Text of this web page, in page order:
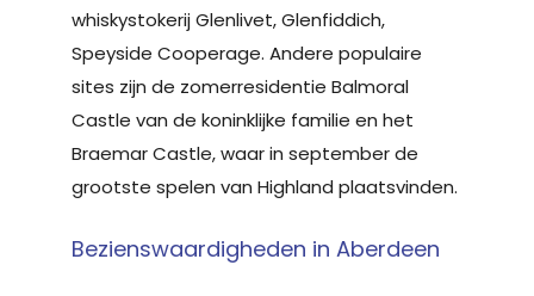
whiskystokerij Glenlivet, Glenfiddich,
Speyside Cooperage. Andere populaire
sites zijn de zomerresidentie Balmoral
Castle van de koninklijke familie en het
Braemar Castle, waar in september de
grootste spelen van Highland plaatsvinden.
Bezienswaardigheden in Aberdeen